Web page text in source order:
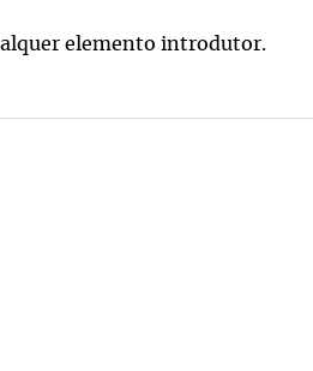
elemento introdutor.